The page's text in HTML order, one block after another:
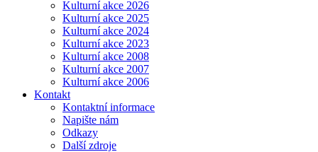
Kulturní akce 2026
Kulturní akce 2025
Kulturní akce 2024
Kulturní akce 2023
Kulturní akce 2008
Kulturní akce 2007
Kulturní akce 2006
Kontakt
Kontaktní informace
Napište nám
Odkazy
Další zdroje